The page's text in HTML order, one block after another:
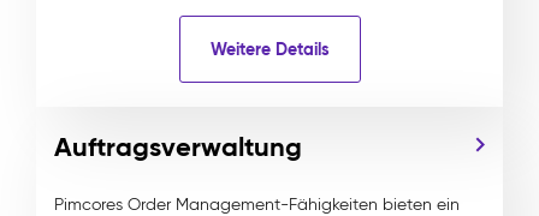
Weitere Details
Auftragsverwaltung
Pimcores Order Management-Fähigkeiten bieten ein